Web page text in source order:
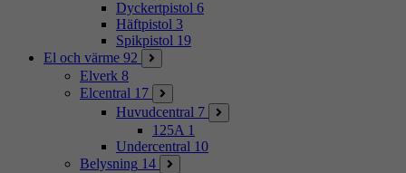
Dyckertpistol 6
Häftpistol 3
Spikpistol 19
El och värme 92
Elverk 8
Elcentral 17
Huvudcentral 7
125A 1
Undercentral 10
Belysning 14